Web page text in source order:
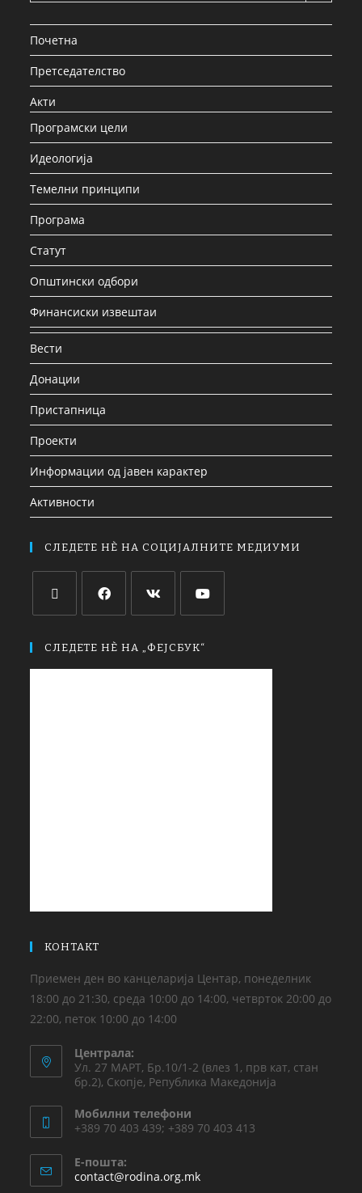
Почетна
Претседателство
Акти
Програмски цели
Идеологија
Темелни принципи
Програма
Статут
Општински одбори
Финансиски извештаи
Вести
Донации
Пристапница
Проекти
Информации од јавен карактер
Активности
СЛЕДЕТЕ НЀ НА СОЦИЈАЛНИТЕ МЕДИУМИ
СЛЕДЕТЕ НЀ НА „ФЕЈСБУК“
КОНТАКТ
Приемен ден во канцеларија Центар, понеделник
18:00 до 21:30, среда 10:00 до 14:00, четврток 20:00 до
22:00, петок 10:00 до 14:00
Централа:
Ул. 27 МАРТ, Бр.10/1-2 (влез 1, прв кат, стан
бр.2), Скопје, Република Македонија
Мобилни телефони
+389 70 403 439; +389 70 403 413
Е-пошта:
contact@rodina.org.mk